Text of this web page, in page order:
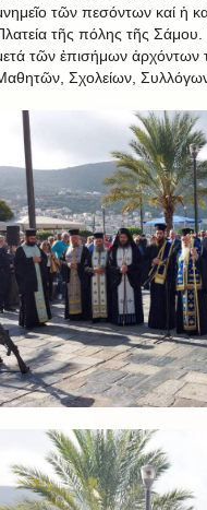
τῶν πεσόντων καί ἡ
τῆς πόλης τῆς
τῶν ἐπισήμων ἀρχόντων
Σχολείων, Συλλόγων